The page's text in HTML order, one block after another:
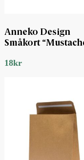
Anneko Design
Småkort
18kr